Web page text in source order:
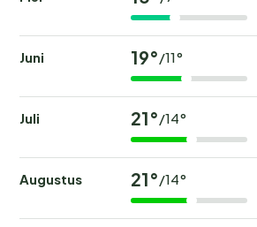
Juni 19°/11°
Juli 21°/14°
Augustus 21°/14°